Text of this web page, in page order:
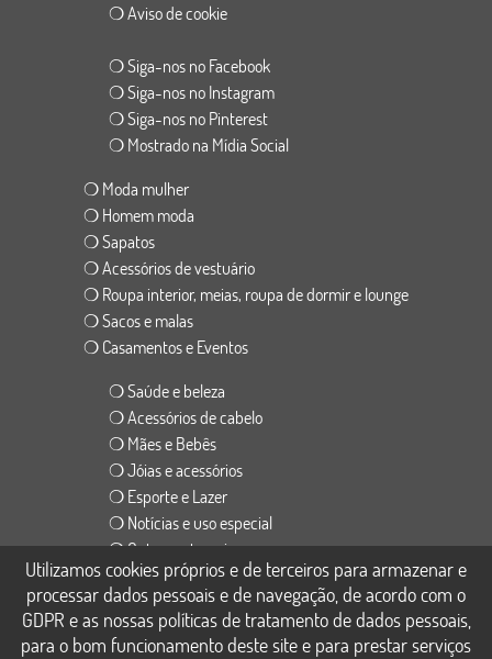
❍ Aviso de cookie
❍ Siga-nos no Facebook
❍ Siga-nos no Instagram
❍ Siga-nos no Pinterest
❍ Mostrado na Mídia Social
❍ Moda mulher
❍ Homem moda
❍ Sapatos
❍ Acessórios de vestuário
❍ Roupa interior, meias, roupa de dormir e lounge
❍ Sacos e malas
❍ Casamentos e Eventos
❍ Saúde e beleza
❍ Acessórios de cabelo
❍ Mães e Bebês
❍ Jóias e acessórios
❍ Esporte e Lazer
❍ Notícias e uso especial
❍ Outras categorias
❍ Versão em inglês
❍ Versão em espanhol
❍ Versão em Português
Utilizamos cookies próprios e de terceiros para armazenar e
processar dados pessoais e de navegação, de acordo com o
GDPR e as nossas políticas de tratamento de dados pessoais,
para o bom funcionamento deste site e para prestar serviços